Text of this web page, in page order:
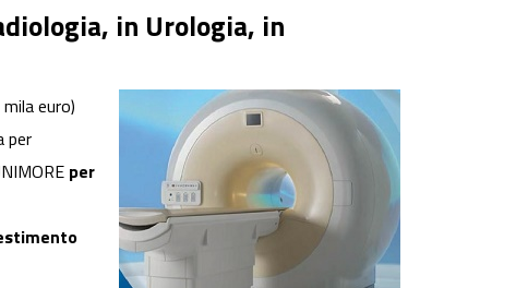
in Urologia, in
euro)
per
per